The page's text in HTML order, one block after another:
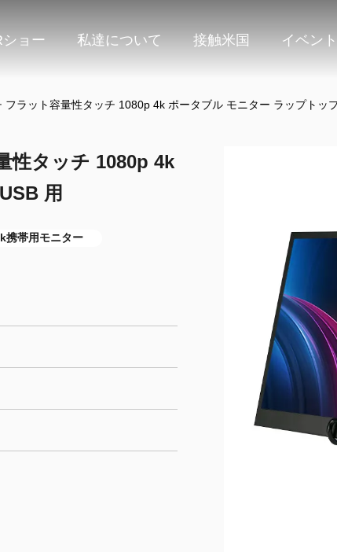
ショー 私達について 接触米国 イベント
フラット容量性タッチ 1080p 4k ポータブル モニター ラップトッ
性タッチ 1080p 4k
用
携帯用モニター